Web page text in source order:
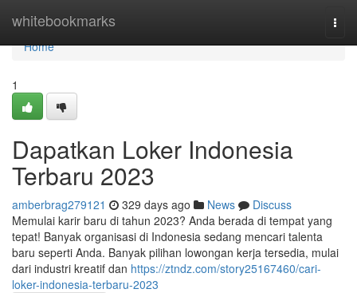
whitebookmarks
Home
Home
1
Dapatkan Loker Indonesia
Terbaru 2023
amberbrag279121 329 days ago News
Discuss
Memulai karir baru di tahun 2023? Anda berada di tempat yang
tepat! Banyak organisasi di Indonesia sedang mencari talenta
baru seperti Anda. Banyak pilihan lowongan kerja tersedia, mulai
dari industri kreatif dan https://ztndz.com/story25167460/cari-
loker-indonesia-terbaru-2023